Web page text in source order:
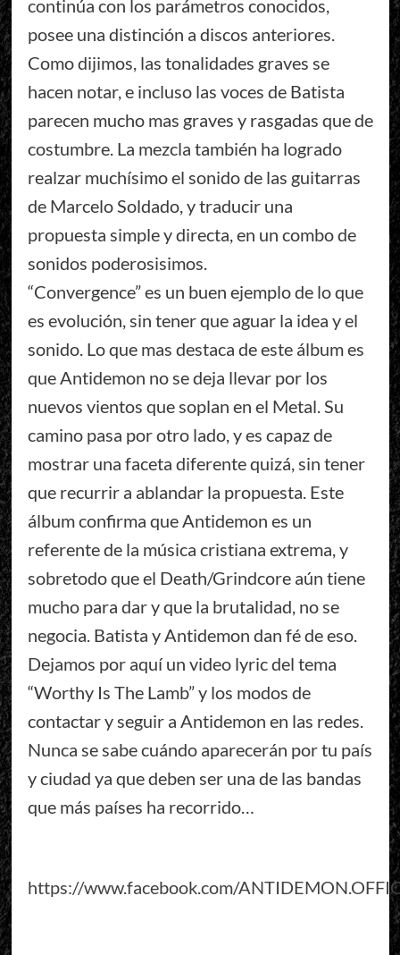
continúa con los parámetros conocidos,
posee una distinción a discos anteriores.
Como dijimos, las tonalidades graves se
hacen notar, e incluso las voces de Batista
parecen mucho mas graves y rasgadas que de
costumbre. La mezcla también ha logrado
realzar muchísimo el sonido de las guitarras
de Marcelo Soldado, y traducir una
propuesta simple y directa, en un combo de
sonidos poderosisimos.
“Convergence” es un buen ejemplo de lo que
es evolución, sin tener que aguar la idea y el
sonido. Lo que mas destaca de este álbum es
que Antidemon no se deja llevar por los
nuevos vientos que soplan en el Metal. Su
camino pasa por otro lado, y es capaz de
mostrar una faceta diferente quizá, sin tener
que recurrir a ablandar la propuesta. Este
álbum confirma que Antidemon es un
referente de la música cristiana extrema, y
sobretodo que el Death/Grindcore aún tiene
mucho para dar y que la brutalidad, no se
negocia. Batista y Antidemon dan fé de eso.
Dejamos por aquí un video lyric del tema
“Worthy Is The Lamb” y los modos de
contactar y seguir a Antidemon en las redes.
Nunca se sabe cuándo aparecerán por tu país
y ciudad ya que deben ser una de las bandas
que más países ha recorrido…
https://www.facebook.com/